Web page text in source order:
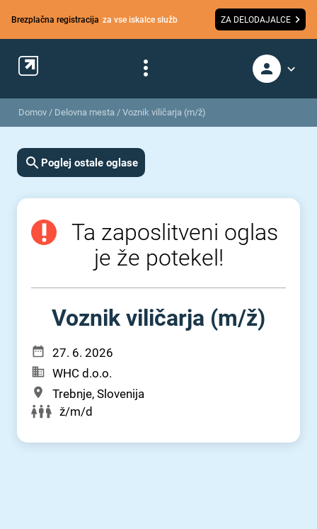
Brezplačna registracija za vse iskalce služb ZA DELODAJALCE
Domov / Delovna mesta / Voznik viličarja (m/ž)
Poglej ostale oglase
Ta zaposlitveni oglas
je že potekel!
Voznik viličarja (m⁠/⁠ž)
27. 6. 2026
WHC d.o.o.
Trebnje, Slovenija
ž/m/d